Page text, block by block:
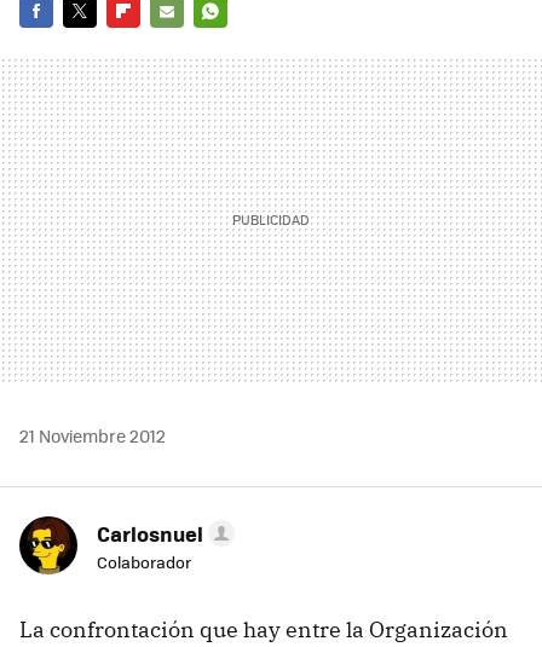
MAIL
21 Noviembre 2012
Carlosnuel
Colaborador
La confrontación que hay entre la Organización